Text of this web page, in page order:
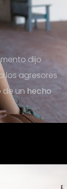
dijo
los agresores
de un hecho